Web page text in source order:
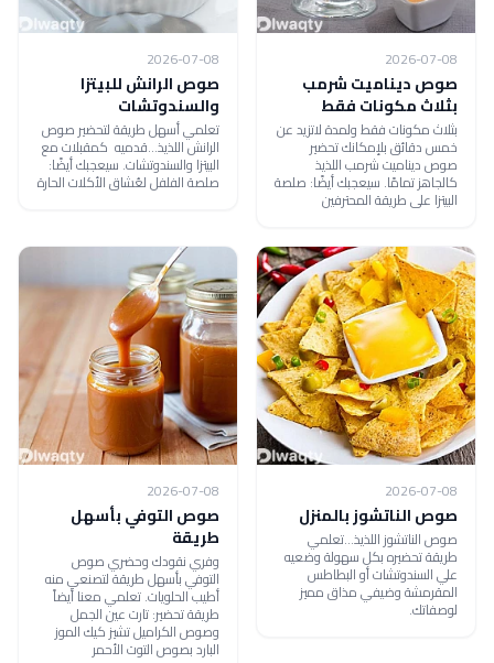
2026-07-08
صوص ديناميت شرمب
بثلاث مكونات فقط
بثلاث مكونات فقط ولمدة لاتزيد عن
خمس دقائق بلإمكانك تحضير
صوص ديناميت شرمب اللذيذ
كالجاهز تمامًا. سيعجبك أيضًا: صلصة
البيتزا على طريقة المحترفين
2026-07-08
صوص الرانش للبيتزا
والسندوتشات
تعلمي أسهل طريقة لتحضير صوص
الرانش اللذيذ...قدميه كمقبلات مع
البيتزا والسندوتشات. سيعجبك أيضًا:
صلصة الفلفل لعُشاق الأكلات الحارة
2026-07-08
صوص الناتشوز بالمنزل
صوص الناتشوز اللذيذ...تعلمي
طريقة تحضيره بكل سهولة وضعيه
علي السندوتشات أو البطاطس
المقرمشة وضيفي مذاق مميز
لوصفاتك.
2026-07-08
صوص التوفي بأسهل
طريقة
وفري نقودك وحضري صوص
التوفي بأسهل طريقة لتصنعي منه
أطيب الحلويات. تعلمي معنا أيضاً
طريقة تحضير: تارت عين الجمل
وصوص الكراميل تشيز كيك الموز
البارد بصوص التوت الأحمر